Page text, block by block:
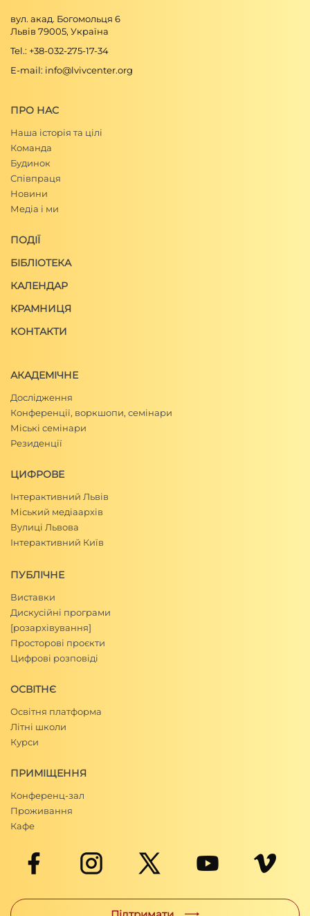
вул. акад. Богомольця 6
Львів 79005, Україна
Tel.: +38-032-275-17-34
E-mail: info@lvivcenter.org
ПРО НАС
Наша історія та цілі
Команда
Будинок
Співпраця
Новини
Медіа і ми
ПОДІЇ
БІБЛІОТЕКА
КАЛЕНДАР
КРАМНИЦЯ
КОНТАКТИ
АКАДЕМІЧНЕ
Дослідження
Конференції, воркшопи, семінари
Міські семінари
Резиденції
ЦИФРОВЕ
Інтерактивний Львів
Міський медіаархів
Вулиці Львова
Інтерактивний Київ
ПУБЛІЧНЕ
Виставки
Дискусійні програми
[розархівування]
Просторові проєкти
Цифрові розповіді
ОСВІТНЄ
Освітня платформа
Літні школи
Курси
ПРИМІЩЕННЯ
Конференц-зал
Проживання
Кафе